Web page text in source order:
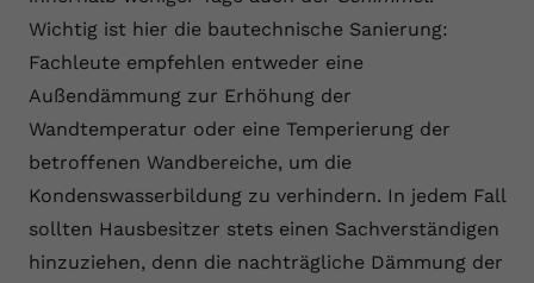
Wichtig ist hier die bautechnische Sanierung:
Fachleute empfehlen entweder eine
Außendämmung zur Erhöhung der
Wandtemperatur oder eine Temperierung der
betroffenen Wandbereiche, um die
Kondenswasserbildung zu verhindern. In jedem Fall
sollten Hausbesitzer stets einen Sachverständigen
hinzuziehen, denn die nachträgliche Dämmung der